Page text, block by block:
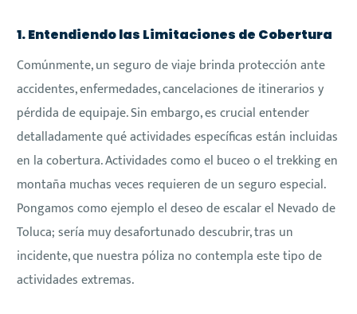
1. Entendiendo las Limitaciones de Cobertura
Comúnmente, un seguro de viaje brinda protección ante
accidentes, enfermedades, cancelaciones de itinerarios y
pérdida de equipaje. Sin embargo, es crucial entender
detalladamente qué actividades específicas están incluidas
en la cobertura. Actividades como el buceo o el trekking en
montaña muchas veces requieren de un seguro especial.
Pongamos como ejemplo el deseo de escalar el Nevado de
Toluca; sería muy desafortunado descubrir, tras un
incidente, que nuestra póliza no contempla este tipo de
actividades extremas.